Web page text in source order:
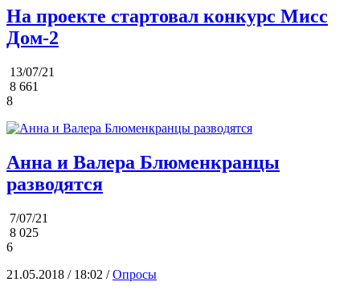
На проекте стартовал конкурс Мисс
Дом-2
13/07/21
8 661
8
Анна и Валера Блюменкранцы
разводятся
7/07/21
8 025
6
21.05.2018 / 18:02 /Опросы